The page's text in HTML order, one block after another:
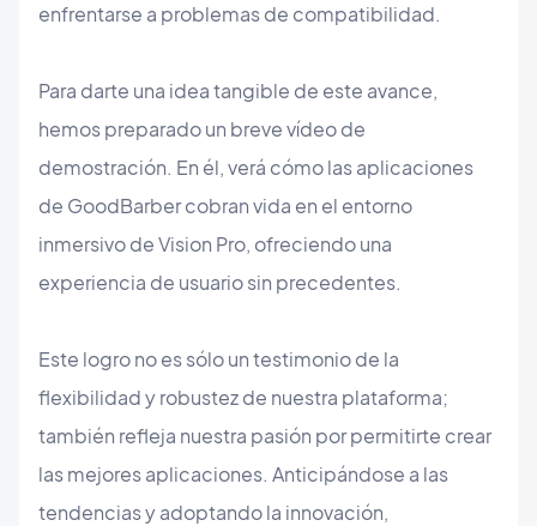
enfrentarse a problemas de compatibilidad.
Para darte una idea tangible de este avance,
hemos preparado un breve vídeo de
demostración. En él, verá cómo las aplicaciones
de GoodBarber cobran vida en el entorno
inmersivo de Vision Pro, ofreciendo una
experiencia de usuario sin precedentes.
Este logro no es sólo un testimonio de la
flexibilidad y robustez de nuestra plataforma;
también refleja nuestra pasión por permitirte crear
las mejores aplicaciones. Anticipándose a las
tendencias y adoptando la innovación,